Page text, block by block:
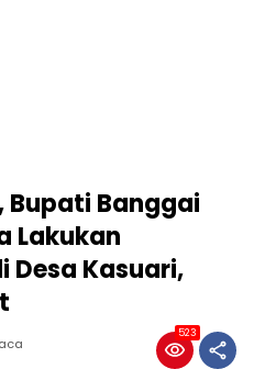
Bupati Banggai
Lakukan
Desa Kasuari,
523